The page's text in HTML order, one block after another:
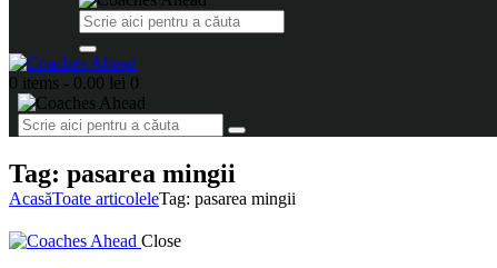
0 items - 0.00 lei 0
Tag: pasarea mingii
AcasăToate articoleleTag: pasarea mingii
Close